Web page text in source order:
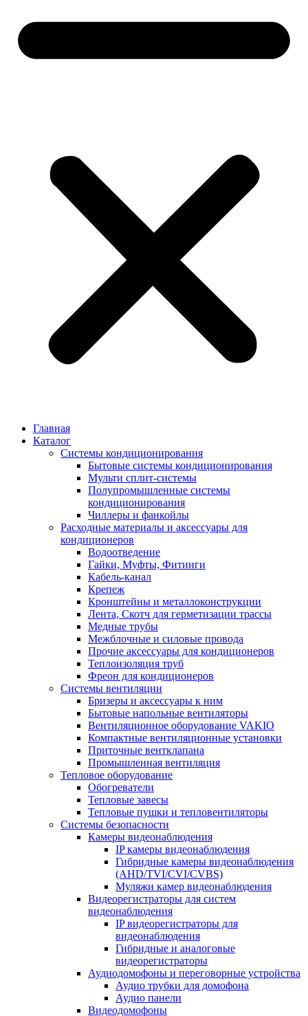
Главная
Каталог
Системы кондиционирования
Бытовые системы кондиционирования
Мульти сплит-системы
Полупромышленные системы
кондиционирования
Чиллеры и фанкойлы
Расходные материалы и аксессуары для
кондиционеров
Водоотведение
Гайки, Муфты, Фитинги
Кабель-канал
Крепеж
Кронштейны и металлоконструкции
Лента, Скотч для герметизации трассы
Медные трубы
Межблочные и силовые провода
Прочие аксессуары для кондиционеров
Теплоизоляция труб
Фреон для кондиционеров
Системы вентиляции
Бризеры и аксессуары к ним
Бытовые напольные вентиляторы
Вентиляционное оборудование VAKIO
Компактные вентиляционные установки
Приточные вентклапана
Промышленная вентиляция
Тепловое оборудование
Обогреватели
Тепловые завесы
Тепловые пушки и тепловентиляторы
Системы безопасности
Камеры видеонаблюдения
IP камеры видеонаблюдения
Гибридные камеры видеонаблюдения
(AHD/TVI/CVI/CVBS)
Муляжи камер видеонаблюдения
Видеорегистраторы для систем
видеонаблюдения
IP видеорегистраторы для
видеонаблюдения
Гибридные и аналоговые
видеорегистраторы
Аудиодомофоны и переговорные устройства
Аудио трубки для домофона
Аудио панели
Видеодомофоны